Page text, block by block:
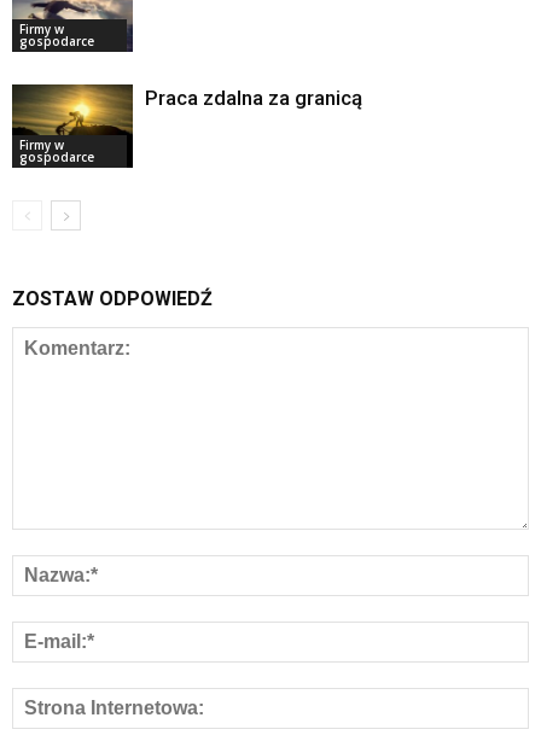
Firmy w
gospodarce
Firmy w
gospodarce
Praca zdalna za granicą
ZOSTAW ODPOWIEDŹ